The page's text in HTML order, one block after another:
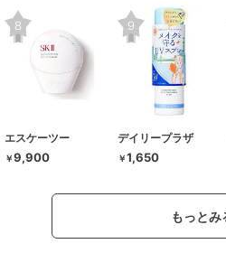
エスケーツー
￥9,900
デイリープラザ
￥1,650
もっとみ